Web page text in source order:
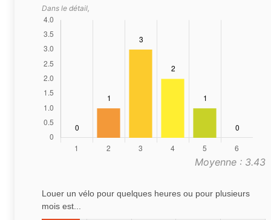
Dans le détail,
Moyenne : 3.43
Louer un vélo pour quelques heures ou pour plusieurs
mois est...